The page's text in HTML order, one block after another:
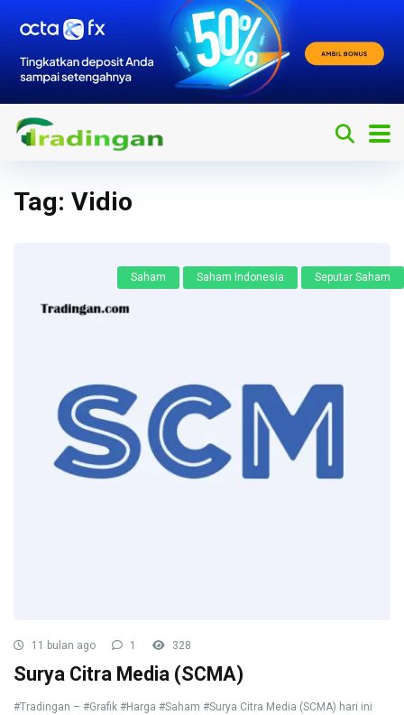
Tag: Vidio
Saham Saham Indonesia Seputar Saham
11 bulan ago 1 328
Surya Citra Media (SCMA)
#Tradingan – #Grafik #Harga #Saham #Surya Citra Media (SCMA) hari ini